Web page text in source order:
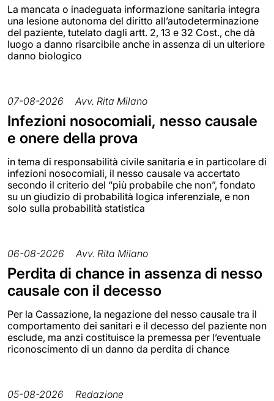
La mancata o inadeguata informazione sanitaria integra
una lesione autonoma del diritto all’autodeterminazione
del paziente, tutelato dagli artt. 2, 13 e 32 Cost., che dà
luogo a danno risarcibile anche in assenza di un ulteriore
danno biologico
07-08-2026 Avv. Rita Milano
Infezioni nosocomiali, nesso causale
e onere della prova
in tema di responsabilità civile sanitaria e in particolare di
infezioni nosocomiali, il nesso causale va accertato
secondo il criterio del “più probabile che non”, fondato
su un giudizio di probabilità logica inferenziale, e non
solo sulla probabilità statistica
06-08-2026 Avv. Rita Milano
Perdita di chance in assenza di nesso
causale con il decesso
Per la Cassazione, la negazione del nesso causale tra il
comportamento dei sanitari e il decesso del paziente non
esclude, ma anzi costituisce la premessa per l’eventuale
riconoscimento di un danno da perdita di chance
05-08-2026 Redazione